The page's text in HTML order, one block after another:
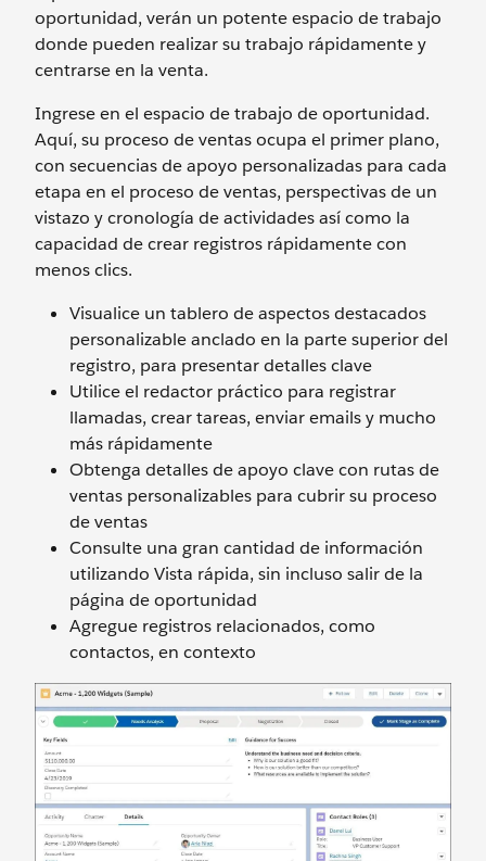
oportunidad, verán un potente espacio de trabajo
donde pueden realizar su trabajo rápidamente y
centrarse en la venta.
Ingrese en el espacio de trabajo de oportunidad.
Aquí, su proceso de ventas ocupa el primer plano,
con secuencias de apoyo personalizadas para cada
etapa en el proceso de ventas, perspectivas de un
vistazo y cronología de actividades así como la
capacidad de crear registros rápidamente con
menos clics.
Visualice un tablero de aspectos destacados
personalizable anclado en la parte superior del
registro, para presentar detalles clave
Utilice el redactor práctico para registrar
llamadas, crear tareas, enviar emails y mucho
más rápidamente
Obtenga detalles de apoyo clave con rutas de
ventas personalizables para cubrir su proceso
de ventas
Consulte una gran cantidad de información
utilizando Vista rápida, sin incluso salir de la
página de oportunidad
Agregue registros relacionados, como
contactos, en contexto